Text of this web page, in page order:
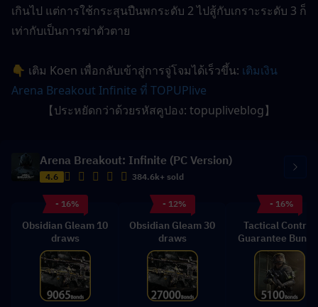
เกินไป แต่การใช้กระสุนปืนพกระดับ 2 ไปสู้กับเกราะระดับ 3 ก็
เท่ากับเป็นการฆ่าตัวตาย
👇 เติม Koen เพื่อกลับเข้าสู่การจู่โจมได้เร็วขึ้น: เติมเงิน
Arena Breakout Infinite ที่ TOPUPlive
【ประหยัดกว่าด้วยรหัสคูปอง: topupliveblog】
Arena Breakout: Infinite (PC Version)
4.6 384.6k+ sold
- 16%
Obsidian Gleam 10
draws
- 12%
Obsidian Gleam 30
draws
- 16%
Tactical Control
Guarantee